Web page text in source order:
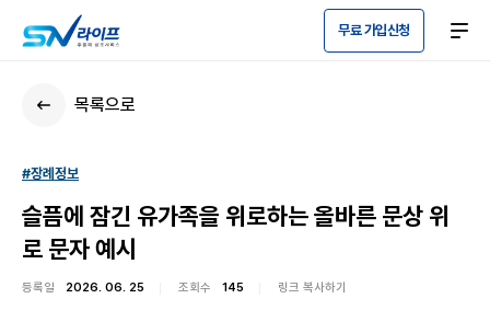
무료 가입신청
목록으로
#장례정보
슬픔에 잠긴 유가족을 위로하는 올바른 문상 위
로 문자 예시
등록일 2026. 06. 25 조회수 145 링크 복사하기